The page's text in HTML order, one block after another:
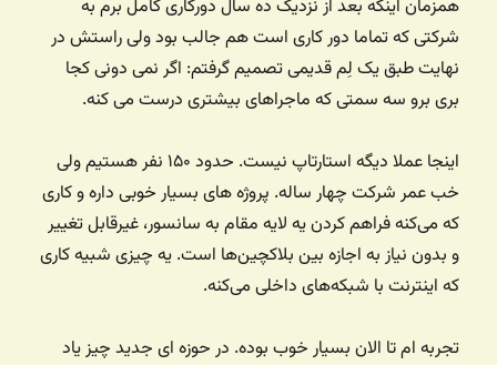
همزمان اینکه بعد از نزدیک ده سال دورکاری کامل برم به
شرکتی که تماما دور کاری است هم جالب بود ولی راستش در
نهایت طبق یک لِم قدیمی تصمیم گرفتم: اگر نمی دونی کجا
بری برو سه سمتی که ماجراهای بیشتری درست می کنه.
اینجا عملا دیگه استارتاپ نیست. حدود ۱۵۰ نفر هستیم ولی
خب عمر شرکت چهار ساله. پروژه های بسیار خوبی داره و کاری
که می‌کنه فراهم کردن یه لایه مقام به سانسور، غیرقابل تغییر
و بدون نیاز به اجازه بین بلاکچین‌ها است. یه چیزی شبیه کاری
که اینترنت با شبکه‌های داخلی می‌کنه.
تجربه ام تا الان بسیار خوب بوده. در حوزه ای جدید چیز یاد